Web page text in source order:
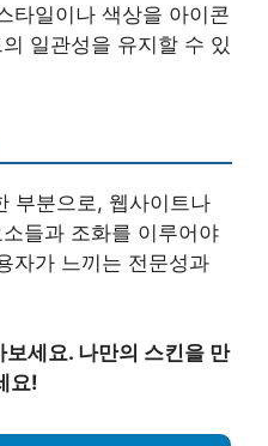
타일이나 색상을 아이콘
일관성을 유지할 수 있
부분으로, 웹사이트나
들과 조화를 이루어야
자가 느끼는 전문성과
세요. 나만의 스킨을 만
요!